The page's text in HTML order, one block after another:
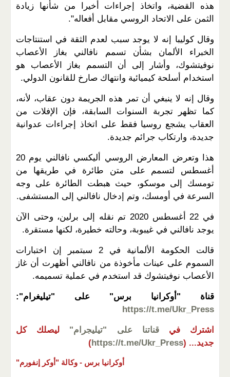
هذه القضية، واتخاذ إجراءات أخيرا من شأنها زيادة
الثمن على الاتحاد الروسي مقابل أفعاله".
وقال كوليبا إنه لا يوجد سبب لعدم الثقة في استنتاجات
الخبراء الألمان بشأن تسمم نافالني بغاز الأعصاب
نوفيتشوك، وأشار إلى أن التسمم بغاز الأعصاب هو
استخدام أسلحة كيميائية وانتهاك صارخ للقانون الدولي.
وقال إنه لا ينبغي أن تمر هذه الجريمة دون عقاب، لأنه،
كما تظهر تجربة السنوات السابقة، فإن الإفلات من
العقاب يشجع روسيا فقط على اتخاذ إجراءات عدوانية
جديدة، وارتكاب جرائم جديدة.
هذا وتعرض المعارض الروسي أليكسي نافالني يوم 20
أغسطس لتسمم على متن طائرة في طريقها من
تومسك إلى موسكو، حيث هبطت الطائرة على وجه
السرعة في أومسك، وتم إدخال نافالني إلى المستشفى.
في 22 أغسطس 2020 تم نقله إلى برلين، وحتى الآن
يوجد نافالني في غيبوبة، وحالته خطيرة، لكنها مستقرة.
قالت الحكومة الألمانية في 2 سبتمبر إن اختبارات
السموم على عينات مأخوذة من نافالني أظهرت أن غاز
الأعصاب نوفيتشوك قد استخدم في عملية تسميمه.
قناة "أوكرانيا برس" على "تيليغرام":
https://t.me/Ukr_Press
اشترك في قناتنا على "تيليجرام"
ليصلك كل
جديد... (
https://t.me/Ukr_Press
)
أوكرانيا برس - وكالة "أوكر إنفورم"